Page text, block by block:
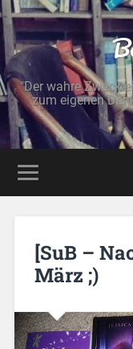
"Der wahre Zweck
zum eigenen
[SuB –
März ;)